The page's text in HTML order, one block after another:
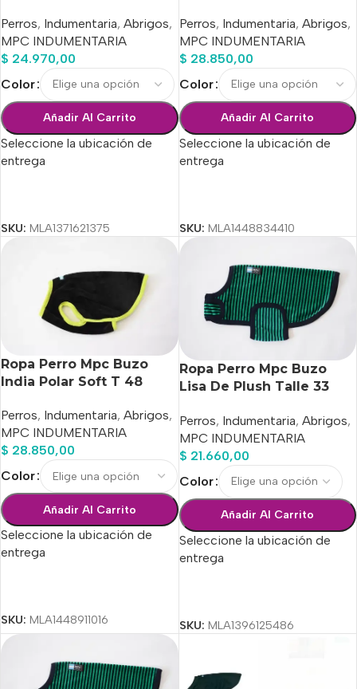
Perros, Indumentaria, Abrigos,
MPC INDUMENTARIA
$ 24.970,00
Color
Añadir Al Carrito
Seleccione la ubicación de
entrega
SKU: MLA1371621375
Perros, Indumentaria, Abrigos,
MPC INDUMENTARIA
$ 28.850,00
Color
Añadir Al Carrito
Seleccione la ubicación de
entrega
SKU: MLA1448834410
Ropa Perro Mpc Buzo
India Polar Soft T 48
Perros, Indumentaria, Abrigos,
MPC INDUMENTARIA
$ 28.850,00
Color
Añadir Al Carrito
Seleccione la ubicación de
entrega
SKU: MLA1448911016
Ropa Perro Mpc Buzo
Lisa De Plush Talle 33
Perros, Indumentaria, Abrigos,
MPC INDUMENTARIA
$ 21.660,00
Color
Añadir Al Carrito
Seleccione la ubicación de
entrega
SKU: MLA1396125486